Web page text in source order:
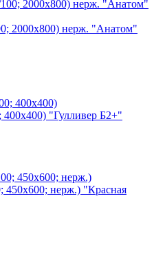
2000х800) нерж. "Анатом"
"Гулливер Б2+"
нерж.) "Красная